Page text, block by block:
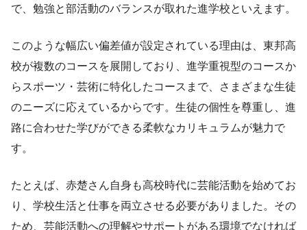
で、勉強と部活動のバランスが取れた進学校といえます。
このような幅広い偏差値が設定されている理由は、東邦高
校が複数のコースを展開しており、進学重視型のコースか
らスポーツ・芸術に特化したコースまで、さまざまな生徒
のニーズに応えているからです。生徒の個性を尊重し、進
路に合わせた学びができる柔軟なカリキュラムが魅力で
す。
たとえば、赤楚さん自身も高校時代に芸能活動を始めてお
り、学校生活と仕事を両立させる必要がありました。その
ため、芸能活動への理解やサポートがある環境でなければ